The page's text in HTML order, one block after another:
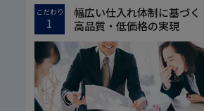
こだわり
1
幅広い仕入れ体制に基づく
高品質・低価格の実現